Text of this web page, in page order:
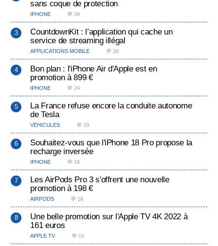
sans coque de protection
IPHONE 💬 34
CountdownKit : l’application qui cache un
service de streaming illégal
APPLICATIONS MOBILE 💬 28
Bon plan : l'iPhone Air d'Apple est en
promotion à 899 €
IPHONE 💬 24
La France refuse encore la conduite autonome
de Tesla
VÉHICULES 💬 19
Souhaitez-vous que l'iPhone 18 Pro propose la
recharge inversée
IPHONE 💬 16
Les AirPods Pro 3 s'offrent une nouvelle
promotion à 198 €
AIRPODS 💬 16
Une belle promotion sur l'Apple TV 4K 2022 à
161 euros
APPLE TV 💬 15